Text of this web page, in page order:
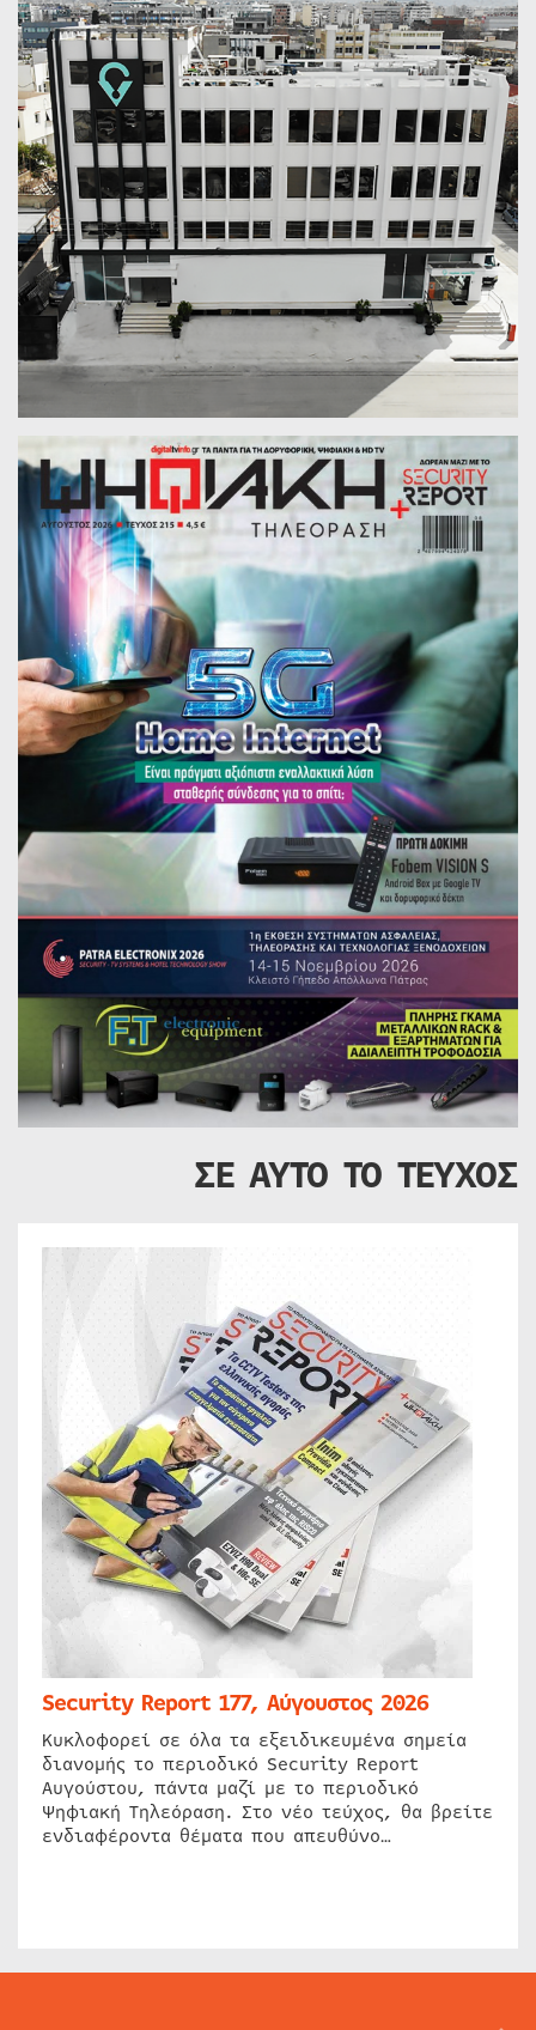
ΣΕ ΑΥΤΟ ΤΟ ΤΕΥΧΟΣ
Security Report 177, Αύγουστος 2026
Κυκλοφορεί σε όλα τα εξειδικευμένα σημεία
διανομής το περιοδικό Security Report
Αυγούστου, πάντα μαζί με το περιοδικό
Ψηφιακή Τηλεόραση. Στο νέο τεύχος, θα βρείτε
ενδιαφέροντα θέματα που απευθύνο…